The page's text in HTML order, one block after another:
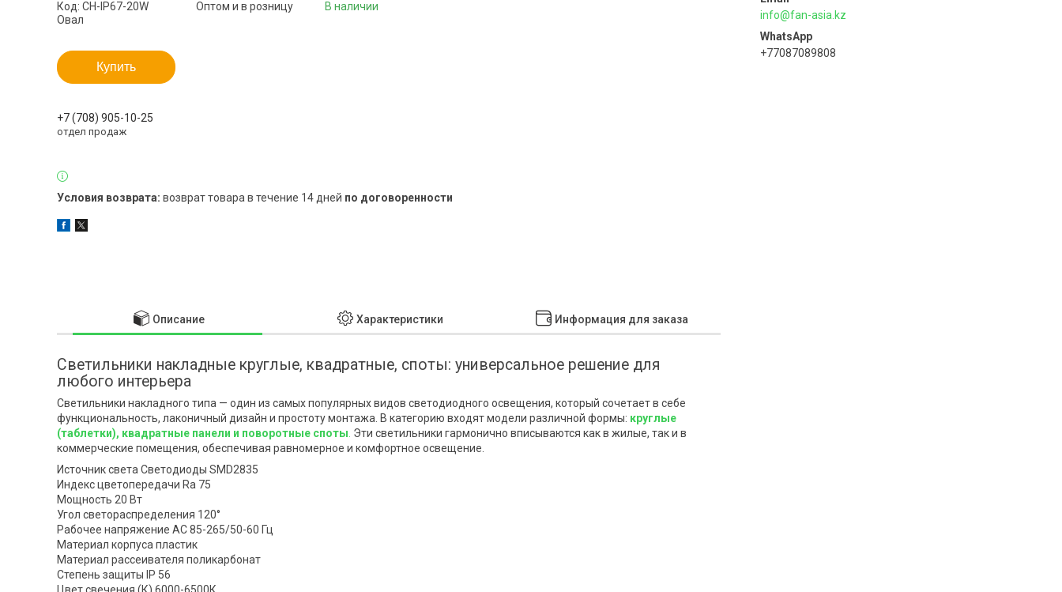
info@fan-asia.kz
+77087089808
В наличии
Оптом и в розницу
Код: СН-IP67-20W
Овал
Купить
+7 (708) 905-10-25
отдел продаж
возврат товара в течение 14 дней по договоренности
Описание Характеристики Информация для заказа
Светильники накладные круглые, квадратные, споты: универсальное решение для
любого интерьера
Светильники накладного типа — один из самых популярных видов светодиодного освещения, который сочетает в себе
функциональность, лаконичный дизайн и простоту монтажа. В категорию входят модели различной формы: круглые
(таблетки), квадратные панели и поворотные споты. Эти светильники гармонично вписываются как в жилые, так и в
коммерческие помещения, обеспечивая равномерное и комфортное освещение.
Источник света Светодиоды SMD2835
Индекс цветопередачи Ra 75
Мощность 20 Вт
Угол светораспределения 120°
Рабочее напряжение AC 85-265/50-60 Гц
Материал корпуса пластик
Материал рассеивателя поликарбонат
Степень защиты IP 56